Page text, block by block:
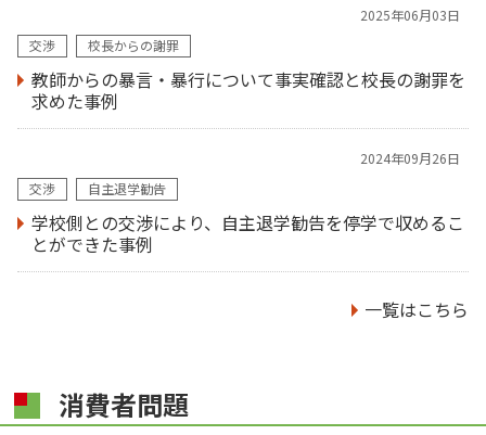
2025年06月03日
交渉
校長からの謝罪
教師からの暴言・暴行について事実確認と校長の謝罪を
求めた事例
2024年09月26日
交渉
自主退学勧告
学校側との交渉により、自主退学勧告を停学で収めるこ
とができた事例
一覧はこちら
消費者問題